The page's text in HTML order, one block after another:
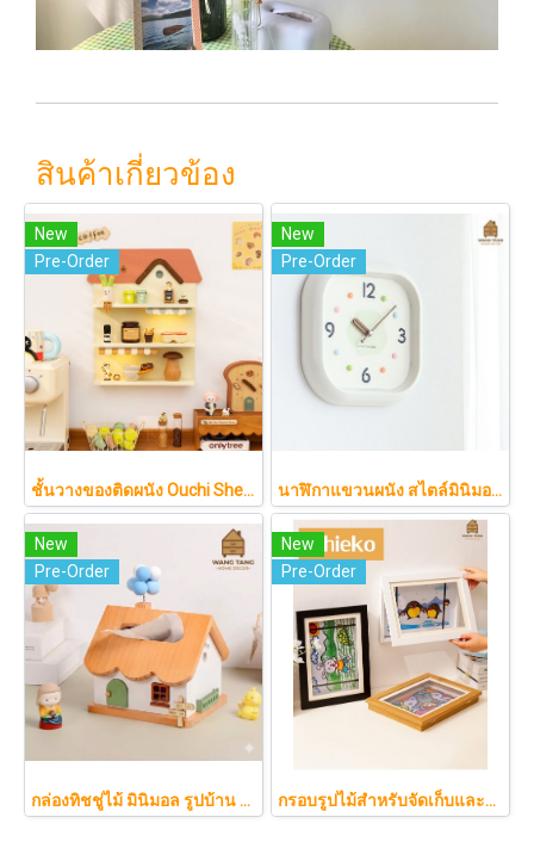
สินค้าเกี่ยวข้อง
New
Pre-Order
ชั้นวางของติดผนัง Ouchi Shelf (おうちシェルフ) ดีไซน์บ้านไม้สุดน่ารัก ช่วยจัดระเบียบของสะสมให้ดูอบอุ่นสไตล์ญี่ปุ่น
New
Pre-Order
นาฬิกาแขวนผนัง สไตล์มินิมอลโมเดิร์น โทนสีครีมนวลพาสเทล ดีไซน์สี่เหลี่ยมโค้งมนสวยเก๋ เดินเงียบสนิทไร้เสียงรบกวน รุ่น SAWA แบรนด์ NEO KOREA
New
Pre-Order
กล่องทิชชู่ไม้ มินิมอล รูปบ้าน Nordic แต่งบ้านน่ารัก ฝาแม่เหล็ก มีช่องเสียบการ์ด (สำหรับทิชชู่ไซส์ S)
New
Pre-Order
กรอบรูปไม้สำหรับจัดเก็บและโชว์ผลงานศิลปะเด็ก เปิดปิดได้ เปลี่ยนรูปง่าย Chieko